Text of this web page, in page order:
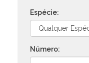
Espécie:
Número: